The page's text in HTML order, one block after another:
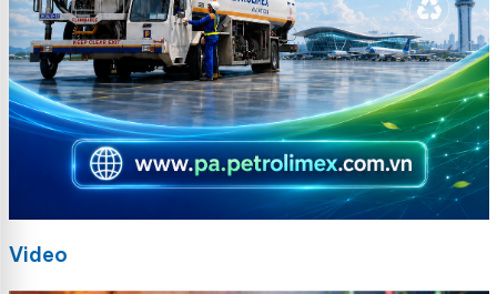
Video